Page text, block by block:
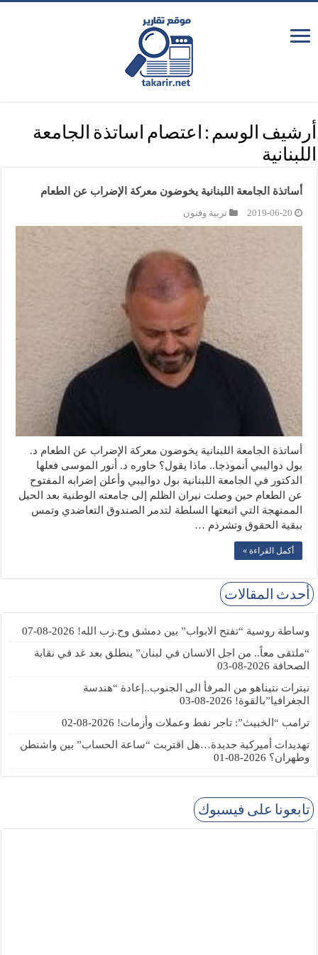
أرشيف الوسم : اعتصام اساتذة الجامعة
اللبنانية
أساتذة الجامعة اللبنانية يخوضون معركة الإضراب عن الطعام
2019-06-20 تربية وفنون
أساتذة الجامعة اللبنانية يخوضون معركة الإضراب عن الطعام د.
بول دواليبي أنموذجا.. ماذا يقول؟ حاوره د. أنور الموسى فعلها
الدكتور في الجامعة اللبنانية بول دواليبي وأعلن إضرابه المفتوح
عن الطعام حين وصلت نيران الظلم إلى جامعته الوطنية بعد الحيل
الممنهجة التي اتبعتها السلطة لتدمر الصندوق التعاضدي وتمس
ببقية الحقوق وتشرذم …
أكمل القراءة »
أحدث المقالات
وساطة روسية “تفتح الابواب” بين دمشق وح.زب الله! 2026-08-07
“ملتقى معاً.. من اجل الانسان في لبنان” ينطلق بعد غد في نقابة
الصحافة 2026-08-03
نيترات نتيناهو من المرفأ الى الجنوب..إعادة “هندسة
الجغرافيا”بالقوة! 2026-08-03
ترامب “الخبيث”: تاجر نفط وعملات وأزمات! 2026-08-02
تهديدات أميركية جديدة…هل اقتربت “ساعة الحساب” بين واشنطن
وطهران؟ 2026-08-01
تابعونا على فيسبوك